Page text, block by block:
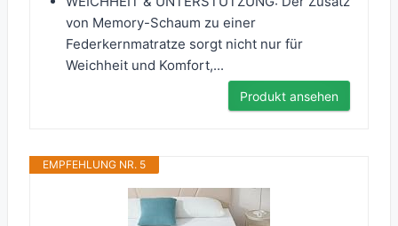
von Memory-Schaum zu einer
Federkernmatratze sorgt nicht nur für
Weichheit und Komfort,...
Produkt ansehen
EMPFEHLUNG NR. 5